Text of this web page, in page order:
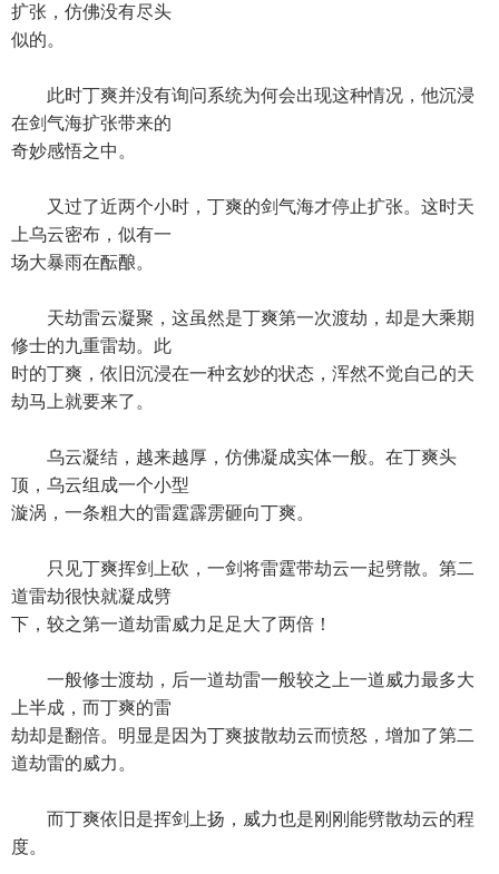
扩张，仿佛没有尽头
似的。
此时丁爽并没有询问系统为何会出现这种情况，他沉浸
在剑气海扩张带来的
奇妙感悟之中。
又过了近两个小时，丁爽的剑气海才停止扩张。这时天
上乌云密布，似有一
场大暴雨在酝酿。
天劫雷云凝聚，这虽然是丁爽第一次渡劫，却是大乘期
修士的九重雷劫。此
时的丁爽，依旧沉浸在一种玄妙的状态，浑然不觉自己的天
劫马上就要来了。
乌云凝结，越来越厚，仿佛凝成实体一般。在丁爽头
顶，乌云组成一个小型
漩涡，一条粗大的雷霆霹雳砸向丁爽。
只见丁爽挥剑上砍，一剑将雷霆带劫云一起劈散。第二
道雷劫很快就凝成劈
下，较之第一道劫雷威力足足大了两倍！
一般修士渡劫，后一道劫雷一般较之上一道威力最多大
上半成，而丁爽的雷
劫却是翻倍。明显是因为丁爽披散劫云而愤怒，增加了第二
道劫雷的威力。
而丁爽依旧是挥剑上扬，威力也是刚刚能劈散劫云的程
度。